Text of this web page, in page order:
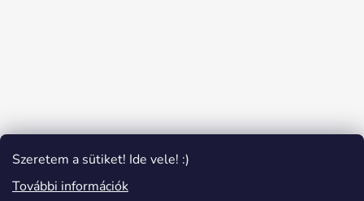
Szeretem a sütiket! Ide vele! :)
További információk